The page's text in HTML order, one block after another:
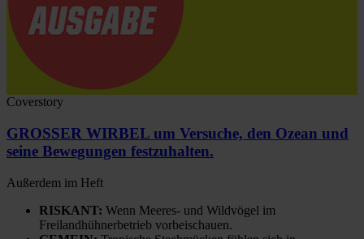
Coverstory
GROSSER WIRBEL um Versuche, den Ozean und
seine Bewegungen festzuhalten.
Außerdem im Heft
RISKANT: Wenn Meeres- und Wildvögel im
Freilandhühnerbetrieb vorbeischauen.